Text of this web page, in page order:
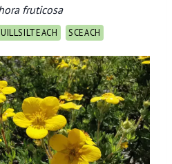
fruticosa
SCEACH